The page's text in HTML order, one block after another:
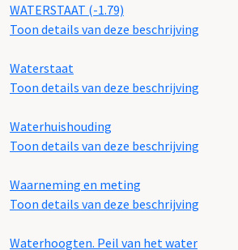
WATERSTAAT (-1.79)
Toon details van deze beschrijving
Waterstaat
Toon details van deze beschrijving
Waterhuishouding
Toon details van deze beschrijving
Waarneming en meting
Toon details van deze beschrijving
Waterhoogten. Peil van het water